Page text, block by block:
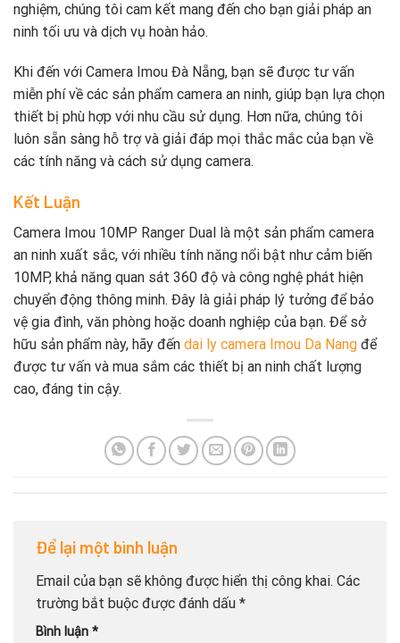
nghiệm, chúng tôi cam kết mang đến cho bạn giải pháp an
ninh tối ưu và dịch vụ hoàn hảo.
Khi đến với Camera Imou Đà Nẵng, bạn sẽ được tư vấn
miễn phí về các sản phẩm camera an ninh, giúp bạn lựa chọn
thiết bị phù hợp với nhu cầu sử dụng. Hơn nữa, chúng tôi
luôn sẵn sàng hỗ trợ và giải đáp mọi thắc mắc của bạn về
các tính năng và cách sử dụng camera.
Kết Luận
Camera Imou 10MP Ranger Dual là một sản phẩm camera
an ninh xuất sắc, với nhiều tính năng nổi bật như cảm biến
10MP, khả năng quan sát 360 độ và công nghệ phát hiện
chuyển động thông minh. Đây là giải pháp lý tưởng để bảo
vệ gia đình, văn phòng hoặc doanh nghiệp của bạn. Để sở
hữu sản phẩm này, hãy đến dai ly camera Imou Da Nang để
được tư vấn và mua sắm các thiết bị an ninh chất lượng
cao, đáng tin cậy.
Để lại một bình luận
Email của bạn sẽ không được hiển thị công khai. Các
trường bắt buộc được đánh dấu *
Bình luận *